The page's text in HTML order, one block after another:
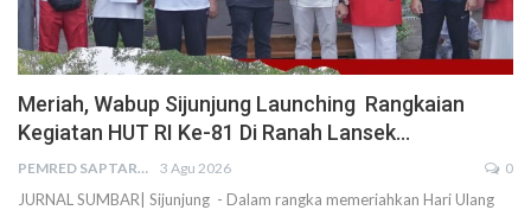
Meriah, Wabup Sijunjung Launching Rangkaian
Kegiatan HUT RI Ke-81 Di Ranah Lansek…
PEMRED SAPTARIUS 3 Agu 2026 0
JURNAL SUMBAR| Sijunjung - Dalam rangka memeriahkan Hari Ulang